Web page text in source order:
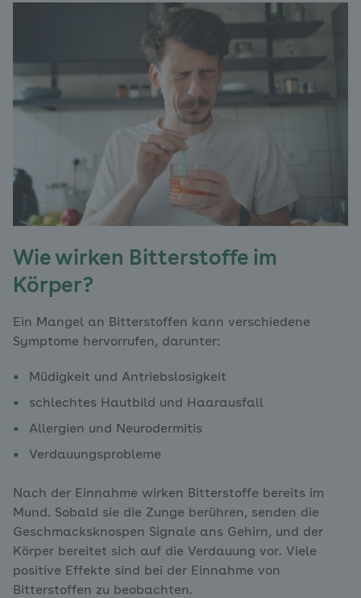
Wie wirken Bitterstoffe im
Körper?
Ein Mangel an Bitterstoffen kann verschiedene
Symptome hervorrufen, darunter:
Müdigkeit und Antriebslosigkeit
schlechtes Hautbild und Haarausfall
Allergien und Neurodermitis
Verdauungsprobleme
Nach der Einnahme wirken Bitterstoffe bereits im
Mund. Sobald sie die Zunge berühren, senden die
Geschmacksknospen Signale ans Gehirn, und der
Körper bereitet sich auf die Verdauung vor. Viele
positive Effekte sind bei der Einnahme von
Bitterstoffen zu beobachten.